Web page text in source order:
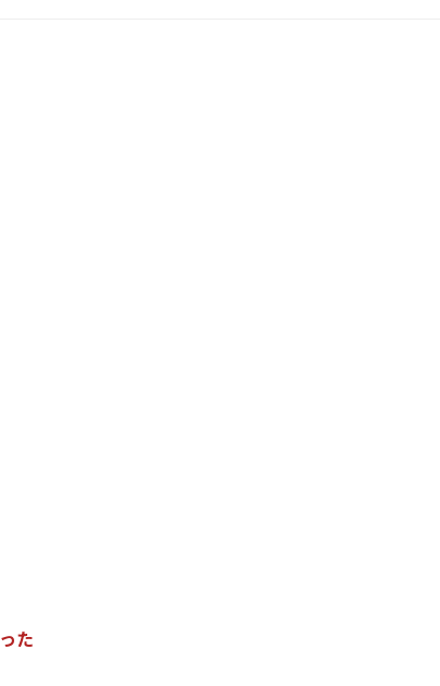
った